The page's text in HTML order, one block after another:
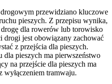
przewidziano kluczowe
pieszych. Z przepisu wynika,
dla rowerów lub torowisko
drogi jest obowiązany zachować
z przejścia dla pieszych.
dla pieszych ma pierwszeństwo
na przejście dla pieszych ma
wyłączeniem tramwaju.